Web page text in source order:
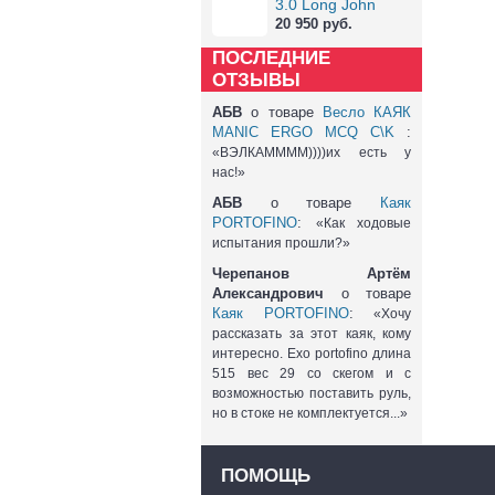
3.0 Long John
20 950 руб.
ПОСЛЕДНИЕ
ОТЗЫВЫ
АБВ о товаре
Весло КАЯК
MANIC ERGO MCQ C\K :
«ВЭЛКАММММ))))их есть у
нас!»
АБВ о товаре
Каяк
PORTOFINO: «Как ходовые
испытания прошли?»
Черепанов Артём
Александрович о товаре
Каяк PORTOFINO: «Хочу
рассказать за этот каяк, кому
интересно. Exo portofino длина
515 вес 29 со скегом и с
возможностью поставить руль,
но в стоке не комплектуется...»
ПОМОЩЬ